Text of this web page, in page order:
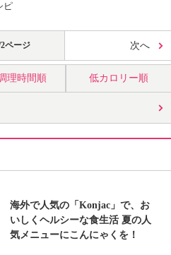
ピ
2ページ 次へ
理時間順 低カロリー順
海外で人気の「Konjac」で、お
いしくヘルシーな食生活 夏の人
気メニューにこんにゃくを！